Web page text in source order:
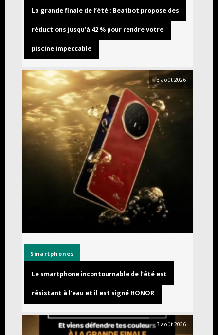
La grande finale de l’été : Beatbot propose des
réductions jusqu’à 42 % pour rendre votre
piscine impeccable
3 août 2026
Smartphones
Le smartphone incontournable de l’été est
résistant à l’eau et il est signé HONOR
3 août 2026